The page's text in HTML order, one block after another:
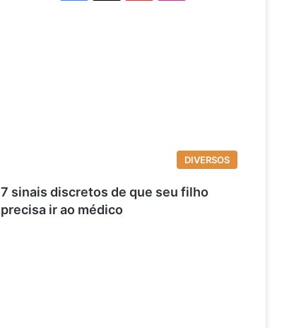
DIVERSOS
7 sinais discretos de que seu filho
precisa ir ao médico